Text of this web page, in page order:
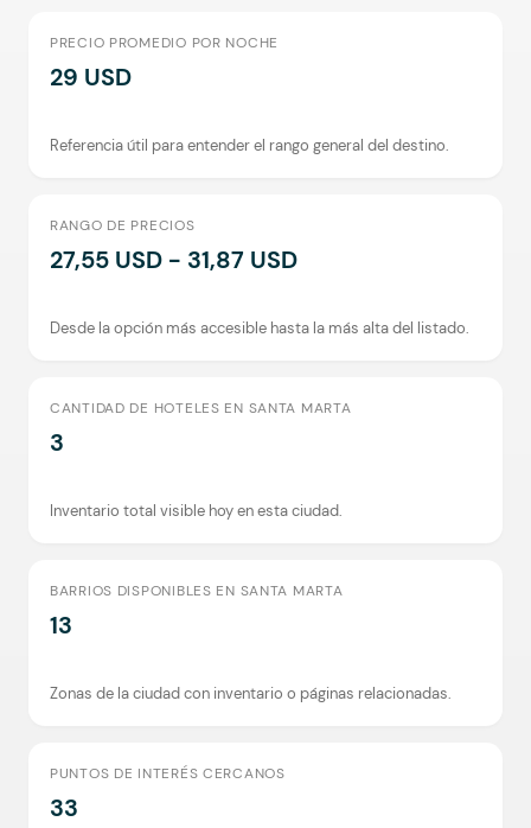
PRECIO PROMEDIO POR NOCHE
29 USD
Referencia útil para entender el rango general del destino.
RANGO DE PRECIOS
27,55 USD - 31,87 USD
Desde la opción más accesible hasta la más alta del listado.
CANTIDAD DE HOTELES EN SANTA MARTA
3
Inventario total visible hoy en esta ciudad.
BARRIOS DISPONIBLES EN SANTA MARTA
13
Zonas de la ciudad con inventario o páginas relacionadas.
PUNTOS DE INTERÉS CERCANOS
33